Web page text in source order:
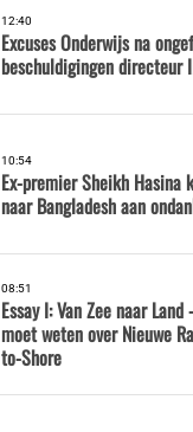
12:40
Excuses Onderwijs na
beschuldigingen directeur
10:54
Ex-premier Sheikh Hasina
naar Bangladesh aan
08:51
Essay I: Van Zee naar
moet weten over Nieuwe
to-Shore